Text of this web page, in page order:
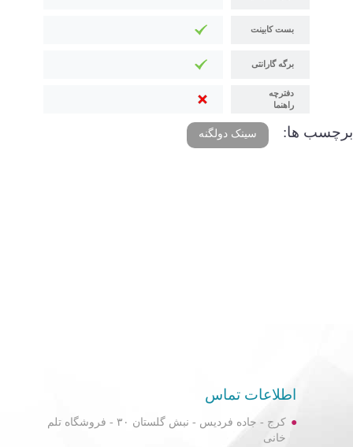
بست کابینت
برگه گارانتی
دفترچه
راهنما
برچسب ها: سینک دولگنه
اطلاعات تماس
کرج - جاده فردیس - نبش گلستان ۳۰ - فروشگاه تلم
خانی